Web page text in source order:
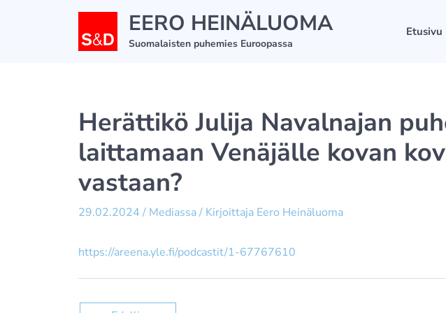
EERO HEINÄLUOMA
Suomalaisten puhemies Euroopassa
Etusivu
Herättikö Julija Navalnajan
laittamaan Venäjälle kovan
vastaan?
29.02.2024 / Mediassa/ Kirjoittaja Eero Heinäluoma
https://areena.yle.fi/podcastit/1-67767610